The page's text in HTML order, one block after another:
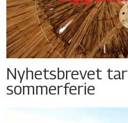
Nyhetsbrevet tar
sommerferie